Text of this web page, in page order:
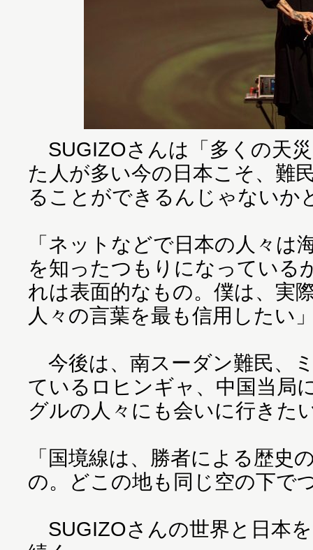
SUGIZOさんは「多くの天
た人が多い今の日本こそ、難
ることができるんじゃないか
「ネットなどで日本の人々は
を知ったつもりになっている
れは表面的なもの。僕は、実
人々の言葉を最も信用したい
今後は、南スーダン難民、
ているロヒンギャ、中国当局
グルの人々にも会いに行きた
「国境線は、勝者による歴史
の。どこの地も同じ空の下で
SUGIZOさんの世界と日本